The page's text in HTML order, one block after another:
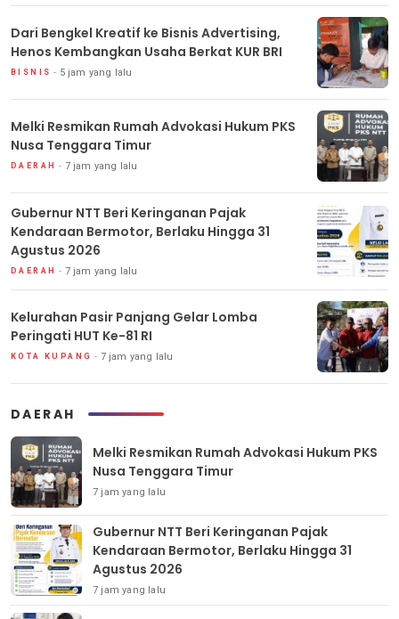
Dari Bengkel Kreatif ke Bisnis Advertising,
Henos Kembangkan Usaha Berkat KUR BRI
BISNIS 5 jam yang lalu
Melki Resmikan Rumah Advokasi Hukum PKS
Nusa Tenggara Timur
DAERAH 7 jam yang lalu
Gubernur NTT Beri Keringanan Pajak
Kendaraan Bermotor, Berlaku Hingga 31
Agustus 2026
DAERAH 7 jam yang lalu
Kelurahan Pasir Panjang Gelar Lomba
Peringati HUT Ke-81 RI
KOTA KUPANG 7 jam yang lalu
DAERAH
Melki Resmikan Rumah Advokasi Hukum PKS
Nusa Tenggara Timur
7 jam yang lalu
Gubernur NTT Beri Keringanan Pajak
Kendaraan Bermotor, Berlaku Hingga 31
Agustus 2026
7 jam yang lalu